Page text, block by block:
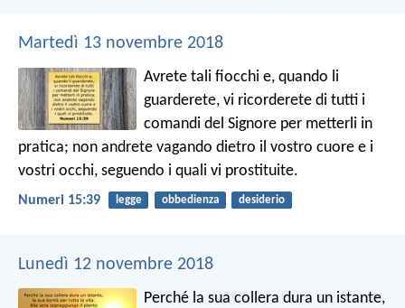
Martedì 13 novembre 2018
Avrete tali fiocchi e, quando li
guarderete, vi ricorderete di tutti i
comandi del Signore per metterli in
pratica; non andrete vagando dietro il vostro cuore e i
vostri occhi, seguendo i quali vi prostituite.
Numeri 15:39 legge obbedienza desiderio
Lunedì 12 novembre 2018
Perché la sua collera dura un istante,